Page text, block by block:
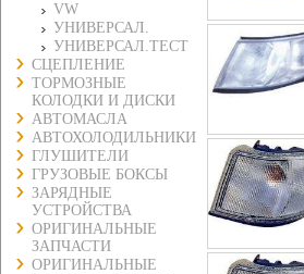
VW
УНИВЕРСАЛ.
УНИВЕРСАЛ.ТЕСТ
СЦЕПЛЕНИЕ
ТОРМОЗНЫЕ
КОЛОДКИ И ДИСКИ
АВТОМАСЛА
АВТОХОЛОДИЛЬНИКИ
ГЛУШИТЕЛИ
ГРУЗОВЫЕ БОКСЫ
ЗАРЯДНЫЕ
УСТРОЙСТВА
ОРИГИНАЛЬНЫЕ
ЗАПЧАСТИ
ОРИГИНАЛЬНЫЕ